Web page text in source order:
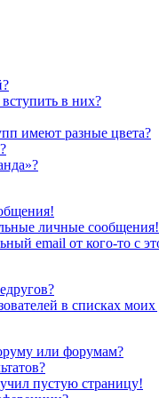
в них?
имеют разные цвета?
личные сообщения!
email от кого-то с
в списках
или форумам?
пустую страницу!